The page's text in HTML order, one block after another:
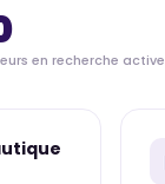
en recherche active